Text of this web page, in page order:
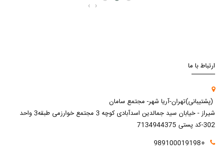
‹ ›
ارتباط با ما
(پشتیبانی)تهران-آریا شهر- مجتمع سامان
شیراز - خیابان سید جمالدین اسدآبادی کوچه 3 مجتمع خوارزمی طبقه3 واحد
302-کد پستی 7134944375
+989100019198